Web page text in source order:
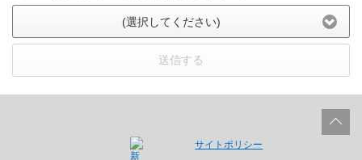
(選択してください)
送信する
サイトポリシー